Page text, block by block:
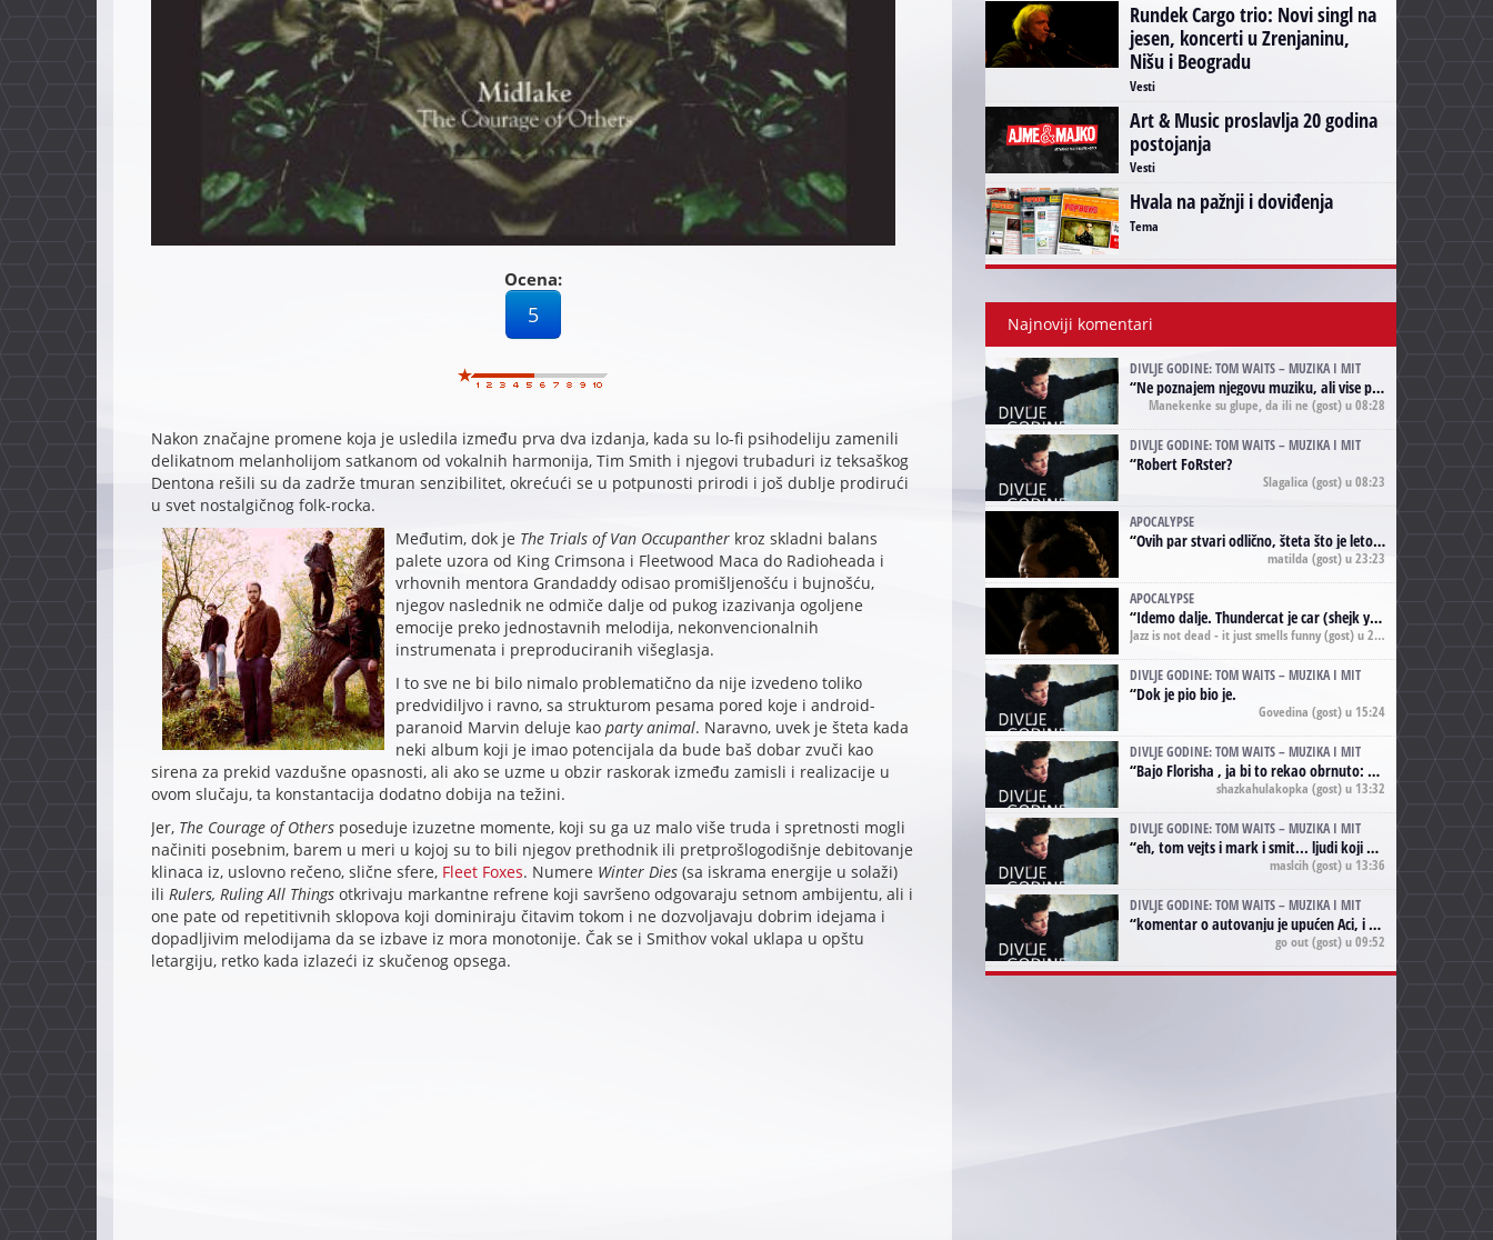
Ocena:
5
Nakon značajne promene koja je usledila između prva dva izdanja, kada su lo-fi psihodeliju zamenili
delikatnom melanholijom satkanom od vokalnih harmonija, Tim Smith i njegovi trubaduri iz teksaškog
Dentona rešili su da zadrže tmuran senzibilitet, okrećući se u potpunosti prirodi i još dublje prodirući
u svet nostalgičnog folk-rocka.
Međutim, dok je The Trials of Van Occupantherkroz skladni balans
palete uzora od King Crimsona i Fleetwood Maca do Radioheada i
vrhovnih mentora Grandaddy odisao promišljenošću i bujnošću,
njegov naslednik ne odmiče dalje od pukog izazivanja ogoljene
emocije preko jednostavnih melodija, nekonvencionalnih
instrumenata i preproduciranih višeglasja.
I to sve ne bi bilo nimalo problematično da nije izvedeno toliko
predvidiljvo i ravno, sa strukturom pesama pored koje i android-
paranoid Marvin deluje kao party animal. Naravno, uvek je šteta kada
neki album koji je imao potencijala da bude baš dobar zvuči kao
sirena za prekid vazdušne opasnosti, ali ako se uzme u obzir raskorak između zamisli i realizacije u
ovom slučaju, ta konstantacija dodatno dobija na težini.
Jer, The Courage of Othersposeduje izuzetne momente, koji su ga uz malo više truda i spretnosti mogli
načiniti posebnim, barem u meri u kojoj su to bili njegov prethodnik ili pretprošlogodišnje debitovanje
klinaca iz, uslovno rečeno, slične sfere, Fleet Foxes. Numere Winter Dies(sa iskrama energije u solaži)
ili Rulers, Ruling All Thingsotkrivaju markantne refrene koji savršeno odgovaraju setnom ambijentu, ali i
one pate od repetitivnih sklopova koji dominiraju čitavim tokom i ne dozvoljavaju dobrim idejama i
dopadljivim melodijama da se izbave iz mora monotonije. Čak se i Smithov vokal uklapa u opštu
letargiju, retko kada izlazeći iz skučenog opsega.
Rundek Cargo trio: Novi singl na
jesen, koncerti u Zrenjaninu,
Nišu i Beogradu
Vesti
Art & Music proslavlja 20 godina
postojanja
Vesti
Hvala na pažnji i doviđenja
Tema
Najnoviji komentari
DIVLJE GODINE: TOM WAITS – MUZIKA I MIT
“Ne poznajem njegovu muziku, ali vise puta nego sto sam to zazeleo gledao sam njegove umjetnicke slike na raznim stranama interneta. Te stoga zakljucujem da je Tom Waits Lady Gaga muzike namrstenih, ma
Manekenke su glupe, da ili ne (gost) u 08:28
DIVLJE GODINE: TOM WAITS – MUZIKA I MIT
“Robert FoRster?
Slagalica (gost) u 08:23
APOCALYPSE
“Ovih par stvari odlično, šteta što je leto pri kraju, a kaput koji te vervoatno podseća na pirotski ćilim je iz tradicije Navaho indijanaca ;)
matilda (gost) u 23:23
APOCALYPSE
“Idemo dalje. Thundercat je car (shejk yerbuti )!
Jazz is not dead - it just smells funny(gost) u 20:11
DIVLJE GODINE: TOM WAITS – MUZIKA I MIT
“Dok je pio bio je.
Govedina (gost) u 15:24
DIVLJE GODINE: TOM WAITS – MUZIKA I MIT
“Bajo Florisha , ja bi to rekao obrnuto: Beefheart je za Waitsa, isto sto i Hendrix za Lenny Kravitza
shazkahulakopka (gost) u 13:32
DIVLJE GODINE: TOM WAITS – MUZIKA I MIT
“eh, tom vejts i mark i smit... ljudi koji bi muzici više doprineli da su radili kao vozači tramvaja u gsp-u.
maslcih(gost) u 13:36
DIVLJE GODINE: TOM WAITS – MUZIKA I MIT
“komentar o autovanju je upućen Aci, i odnosi se na ono drugo autovanje...'senzualnost Waitsa' ;)
go out(gost) u 09:52